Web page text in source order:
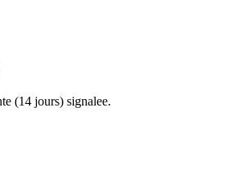
(14 jours) signalee.